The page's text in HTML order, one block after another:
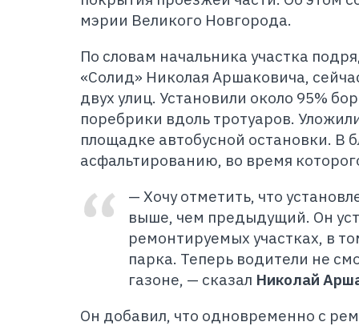
мэрии Великого Новгорода.
По словам начальника участка
«Солид» Николая Аршаковича,
двух улиц. Установили около 95%
поребрики вдоль тротуаров.
площадке автобусной остановки. В
асфальтированию, во время
— Хочу отметить, что
выше, чем предыдущий. Он
ремонтируемых участках, в
парка. Теперь водители не
газоне, — сказал Николай
Он добавил, что одновременно с